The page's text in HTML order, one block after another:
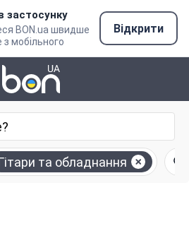
застосунку
BON.ua швидше
з мобільного
Відкрити
та обладнання